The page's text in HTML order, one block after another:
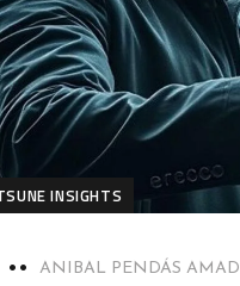
INSIGHTS
ANIBAL PENDÁS